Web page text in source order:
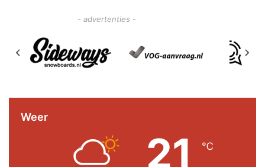
- advertenties -
Weer
21 ℃